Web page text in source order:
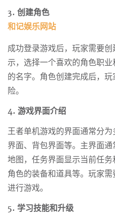
3. 创建角色
和记娱乐网站
成功登录游戏后，玩家需要
示，选择一个喜欢的角色职
的名字。角色创建完成后，
险。
4. 游戏界面介绍
王者单机游戏的界面通常分
界面、背包界面等。主界面
地图，任务界面显示当前任
角色的装备和道具等。玩家
进行游戏。
5. 学习技能和升级